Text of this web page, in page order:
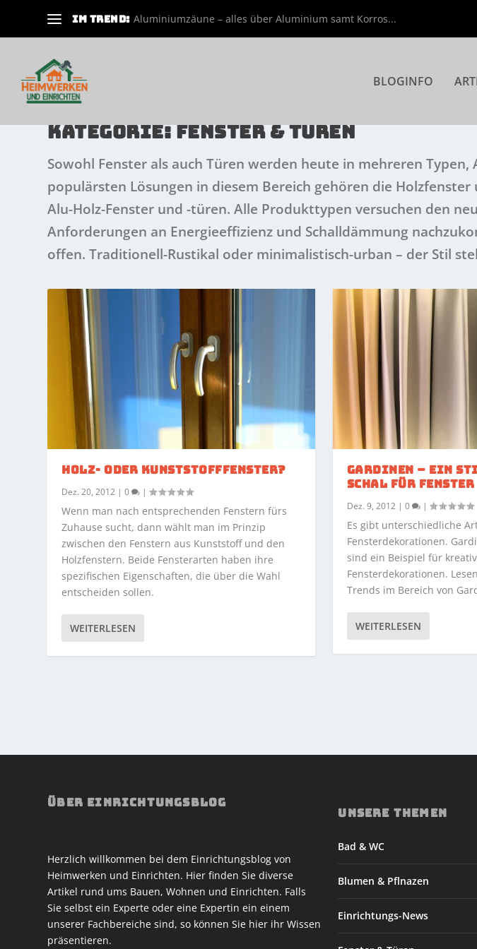
IM TREND: Aluminiumzäune – alles über Aluminium samt Korros...
BLOGINFO
KATEGORIE:FENSTER & TÜREN
Sowohl Fenster als auch Türen werden heute in mehreren
populärsten Lösungen in diesem Bereich gehören die
Alu-Holz-Fenster und -türen. Alle Produkttypen versuchen den
Anforderungen an Energieeffizienz und Schalldämmung
offen. Traditionell-Rustikal oder minimalistisch-urban – der Stil
HOLZ- ODER KUNSTSTOFFFENSTER?
Dez. 20, 2012 |0 |
Wenn man nach entsprechenden Fenstern fürs
Zuhause sucht, dann wählt man im Prinzip
zwischen den Fenstern aus Kunststoff und den
Holzfenstern. Beide Fensterarten haben ihre
spezifischen Eigenschaften, die über die Wahl
entscheiden sollen.
WEITERLESEN
GARDINEN – EIN
SCHAL FÜR FENSTER
Dez. 9, 2012 | 0 |
Es gibt unterschiedliche
Fensterdekorationen.
sind ein Beispiel für
Fensterdekorationen.
Trends im Bereich von
WEITERLESEN
ÜBER EINRICHTUNGSBLOG
Herzlich willkommen bei dem Einrichtungsblog von
Heimwerken und Einrichten. Hier finden Sie diverse
Artikel rund ums Bauen, Wohnen und Einrichten. Falls
Sie selbst ein Experte oder eine Expertin ein einem
unserer Fachbereiche sind, so können Sie hier ihr Wissen
präsentieren.
UNSERE THEMEN
Bad & WC
Blumen & Pflnazen
Einrichtungs-News